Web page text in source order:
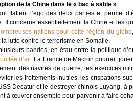
de la Chine dans le « bac à sable »
flattent l’ego des deux parties et permet
Il concerne essentiellement la Chine et les
nations pour cette région du globe
la lutte contre le terrorisme en Somalie.
bandes, en étau entre la politique
d’air. La France de Macron pourrait
des navires de guerre, les exercices
les frottements inutiles, les crispations
Decatur et le destroyer chinois Luyang, à
à œuvrer ensemble pour parvenir à faire